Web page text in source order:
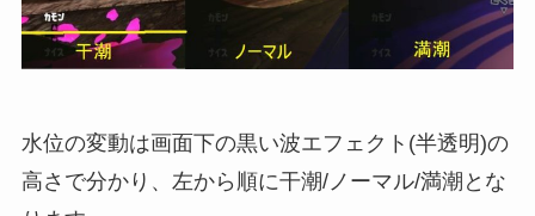
水位の変動は画面下の黒い波エフェクト(半透明)の
高さで分かり、左から順に干潮/ノーマル/満潮とな